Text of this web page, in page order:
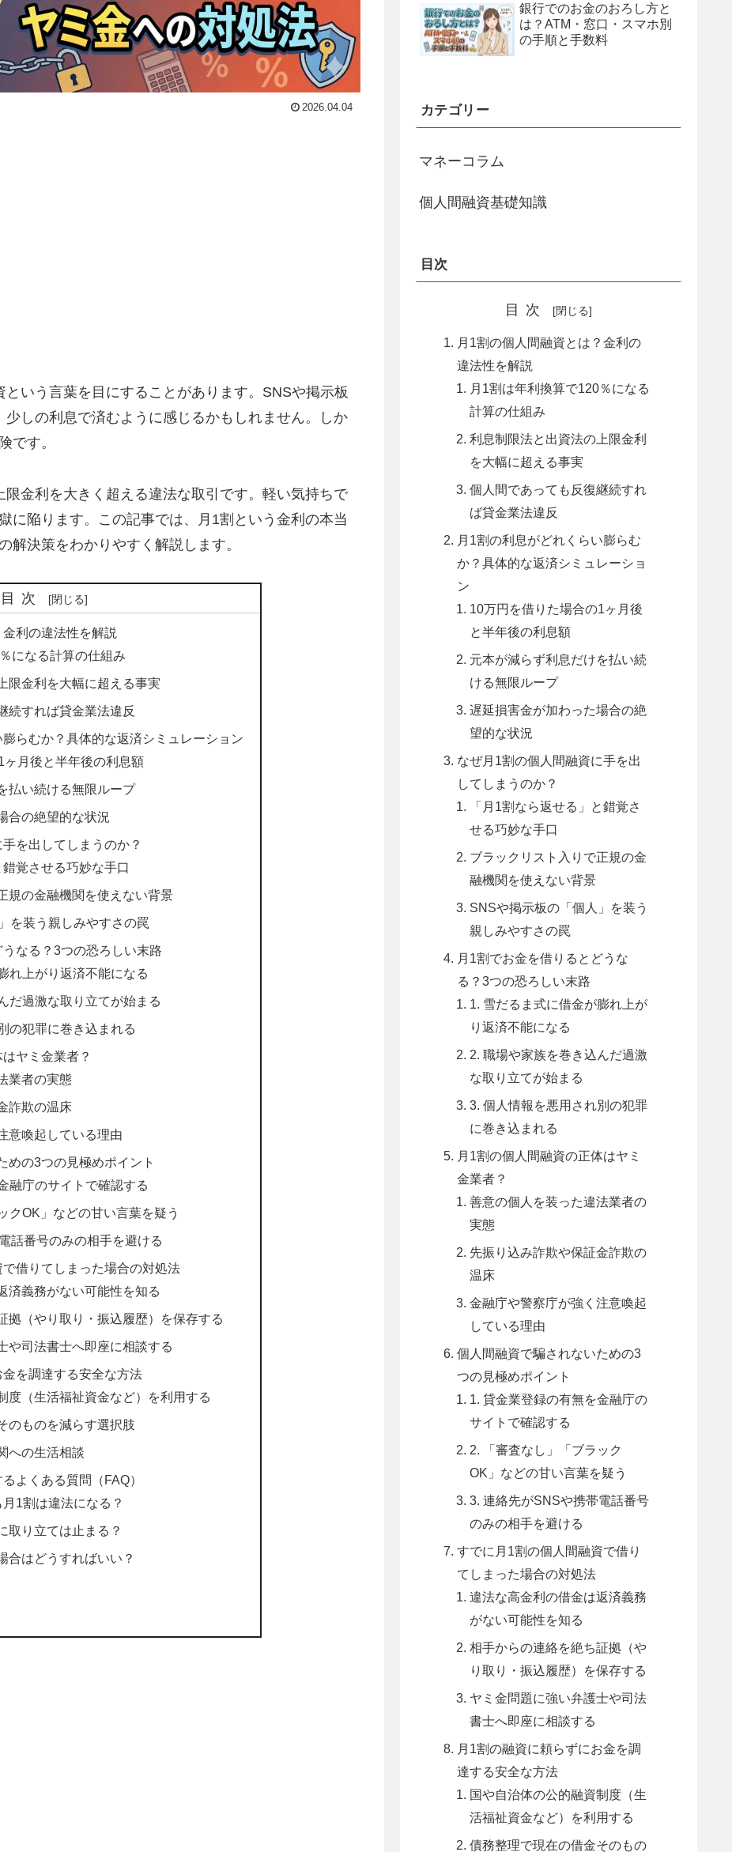
2026.04.04
いう言葉を目にすることがあります。SNSや掲示板
しの利息で済むように感じるかもしれません。しか
です。
金利を大きく超える違法な取引です。軽い気持ちで
に陥ります。この記事では、月1割という金利の本当
解決策をわかりやすく解説します。
目次
利の違法性を解説
になる計算の仕組み
限金利を大幅に超える事実
続すれば貸金業法違反
らむか？具体的な返済シミュレーション
月後と半年後の利息額
払い続ける無限ループ
合の絶望的な状況
を出してしまうのか？
錯覚させる巧妙な手口
規の金融機関を使えない背景
を装う親しみやすさの罠
なる？3つの恐ろしい末路
れ上がり返済不能になる
だ過激な取り立てが始まる
の犯罪に巻き込まれる
ヤミ金業者？
業者の実態
詐欺の温床
意喚起している理由
めの3つの見極めポイント
融庁のサイトで確認する
クOK」などの甘い言葉を疑う
話番号のみの相手を避ける
借りてしまった場合の対処法
済義務がない可能性を知る
拠（やり取り・振込履歴）を保存する
や司法書士へ即座に相談する
を調達する安全な方法
度（生活福祉資金など）を利用する
のものを減らす選択肢
への生活相談
よくある質問（FAQ）
1割は違法になる？
取り立ては止まる？
合はどうすればいい？
銀行でのお金のおろし方と
は？ATM・窓口・スマホ別
の手順と手数料
カテゴリー
マネーコラム
個人間融資基礎知識
目次
目次
月1割の個人間融資とは？金利の
違法性を解説
月1割は年利換算で120％になる
計算の仕組み
利息制限法と出資法の上限金利
を大幅に超える事実
個人間であっても反復継続すれ
ば貸金業法違反
月1割の利息がどれくらい膨らむ
か？具体的な返済シミュレーショ
ン
10万円を借りた場合の1ヶ月後
と半年後の利息額
元本が減らず利息だけを払い続
ける無限ループ
遅延損害金が加わった場合の絶
望的な状況
なぜ月1割の個人間融資に手を出
してしまうのか？
「月1割なら返せる」と錯覚さ
せる巧妙な手口
ブラックリスト入りで正規の金
融機関を使えない背景
SNSや掲示板の「個人」を装う
親しみやすさの罠
月1割でお金を借りるとどうな
る？3つの恐ろしい末路
1. 雪だるま式に借金が膨れ上が
り返済不能になる
2. 職場や家族を巻き込んだ過激
な取り立てが始まる
3. 個人情報を悪用され別の犯罪
に巻き込まれる
月1割の個人間融資の正体はヤミ
金業者？
善意の個人を装った違法業者の
実態
先振り込み詐欺や保証金詐欺の
温床
金融庁や警察庁が強く注意喚起
している理由
個人間融資で騙されないための3
つの見極めポイント
1. 貸金業登録の有無を金融庁の
サイトで確認する
2. 「審査なし」「ブラック
OK」などの甘い言葉を疑う
3. 連絡先がSNSや携帯電話番号
のみの相手を避ける
すでに月1割の個人間融資で借り
てしまった場合の対処法
違法な高金利の借金は返済義務
がない可能性を知る
相手からの連絡を絶ち証拠（や
り取り・振込履歴）を保存する
ヤミ金問題に強い弁護士や司法
書士へ即座に相談する
月1割の融資に頼らずにお金を調
達する安全な方法
国や自治体の公的融資制度（生
活福祉資金など）を利用する
債務整理で現在の借金そのもの